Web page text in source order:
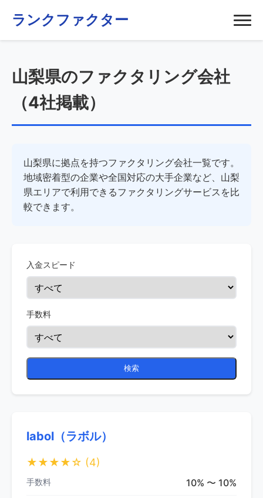
ランクファクター
山梨県のファクタリング会社
（4社掲載）
山梨県に拠点を持つファクタリング会社一覧です。
地域密着型の企業や全国対応の大手企業など、山梨
県エリアで利用できるファクタリングサービスを比
較できます。
入金スピード
手数料
検索
labol（ラボル）
★★★★☆ (4)
手数料 10% 〜 10%